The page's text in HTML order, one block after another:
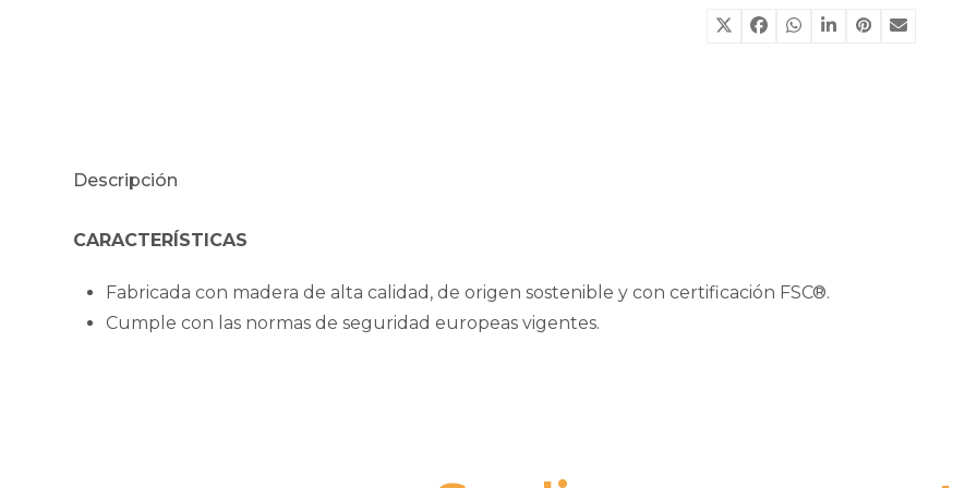
Descripción
CARACTERÍSTICAS
Fabricada con madera de alta calidad, de origen sostenible y con certificación FSC®.
Cumple con las normas de seguridad europeas vigentes.